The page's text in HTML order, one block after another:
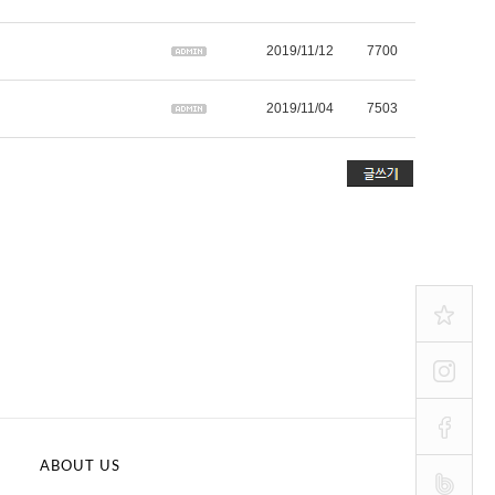
2019/11/12 7700
2019/11/04 7503
ABOUT US